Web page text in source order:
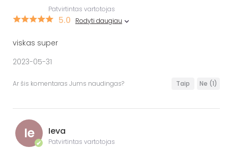
Patvirtintas vartotojas
5.0 Rodyti daugiau
viskas super
2023-05-31
Ar šis komentaras Jums naudingas? Taip Ne (1)
Ie
✔
Ieva
Patvirtintas vartotojas